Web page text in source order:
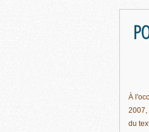
À
2007,
du